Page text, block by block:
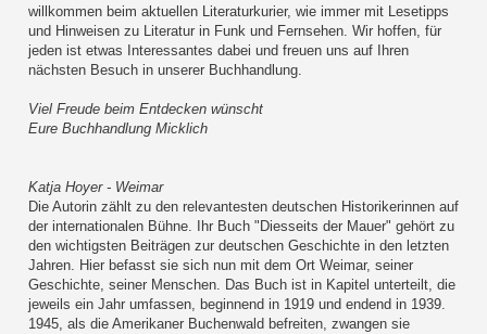
willkommen beim aktuellen Literaturkurier, wie immer mit Lesetipps
und Hinweisen zu Literatur in Funk und Fernsehen. Wir hoffen, für
jeden ist etwas Interessantes dabei und freuen uns auf Ihren
nächsten Besuch in unserer Buchhandlung.
Viel Freude beim Entdecken wünscht
Eure Buchhandlung Micklich
Katja Hoyer - Weimar
Die Autorin zählt zu den relevantesten deutschen Historikerinnen auf
der internationalen Bühne. Ihr Buch "Diesseits der Mauer" gehört zu
den wichtigsten Beiträgen zur deutschen Geschichte in den letzten
Jahren. Hier befasst sie sich nun mit dem Ort Weimar, seiner
Geschichte, seiner Menschen. Das Buch ist in Kapitel unterteilt, die
jeweils ein Jahr umfassen, beginnend in 1919 und endend in 1939.
1945, als die Amerikaner Buchenwald befreiten, zwangen sie